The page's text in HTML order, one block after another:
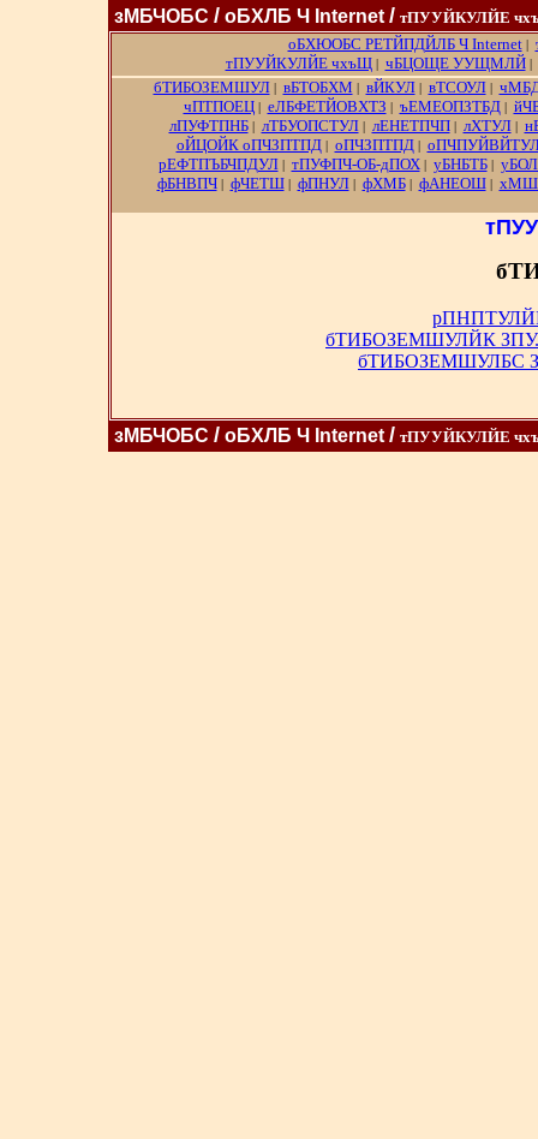
зМБЧОБС / оБХЛБ Ч Internet / тПУУЙКУЛЙЕ
оБХЮОБС РЕТЙПДЙЛБ Ч Internet|
тПУУЙКУЛЙЕ чхъЩ| чБЦОЩЕ УУЩМЛЙ|
бТИБОЗЕМШУЛ| вБТОБХМ | вЙКУЛ| вТСОУЛ|
чПТПОЕЦ| еЛБФЕТЙОВХТЗ | ъЕМЕОПЗТБД|
лПУФТПНБ| лТБУОПСТУЛ| лЕНЕТПЧП| лХТУЛ|
оЙЦОЙК оПЧЗПТПД| оПЧЗПТПД|
рЕФТПЪБЧПДУЛ| тПУФПЧ-ОБ-дПОХ| уБНБТБ|
фБНВПЧ| фЧЕТШ| фПНУЛ| фХМБ| фАНЕОШ|
бТИБОЗЕМШУЛЙК
бТИБОЗЕМШУЛБС
зМБЧОБС / оБХЛБ Ч Internet / тПУУЙКУЛЙЕ